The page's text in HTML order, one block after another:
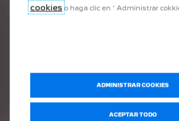
cookies o haga clic en ' Administrar
ADMINISTRAR COOKIES
ACEPTAR TODO